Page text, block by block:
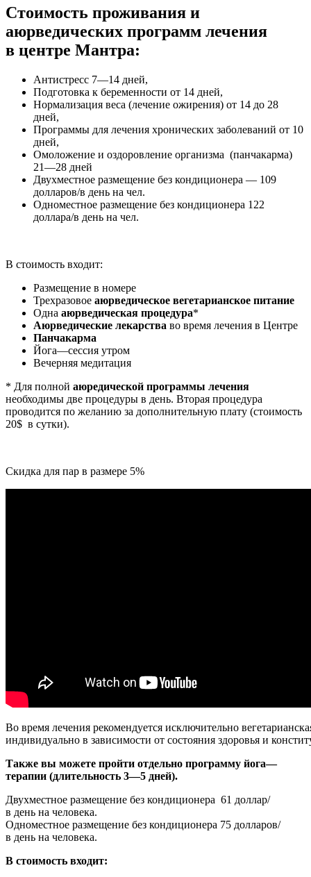
Стоимость проживания и
аюрведических программ лечения
в центре Мантра:
Антистресс 7—14 дней,
Подготовка к беременности от 14 дней,
Нормализация веса (лечение ожирения) от 14 до 28
дней,
Программы для лечения хронических заболеваний от 10
дней,
Омоложение и оздоровление организма (панчакарма)
21—28 дней
Двухместное размещение без кондиционера — 109
долларов/в день на чел.
Одноместное размещение без кондиционера 122
доллара/в день на чел.
В стоимость входит:
Размещение в номере
Трехразовое аюрведическое вегетарианское питание
Одна аюрведическая процедура*
Аюрведические лекарства во время лечения в Центре
Панчакарма
Йога—сессия утром
Вечерняя медитация
* Для полной аюредической программы лечения
необходимы две процедуры в день. Вторая процедура
проводится по желанию за дополнительную плату (стоимость
20$ в сутки).
Скидка для пар в размере 5%
Во время лечения рекомендуется исключительно
индивидуально в зависимости от состояния здоровья и
Также вы можете пройти отдельно программу йога—
терапии (длительность 3—5 дней).
Двухместное размещение без кондиционера 61 доллар/
в день на человека.
Одноместное размещение без кондиционера 75 долларов/
в день на человека.
В стоимость входит: